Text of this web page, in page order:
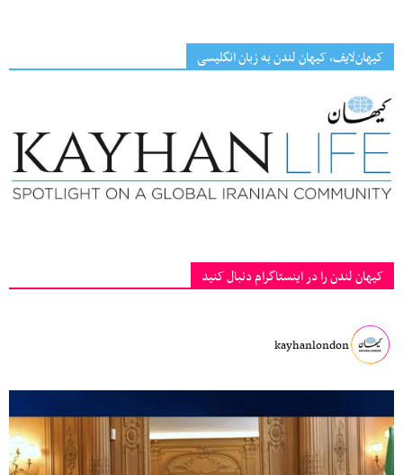
کیهان‌لایف، کیهان لندن به زبان انگلیسی
کیهان لندن را در اینستاگرام دنبال کنید
kayhanlondon